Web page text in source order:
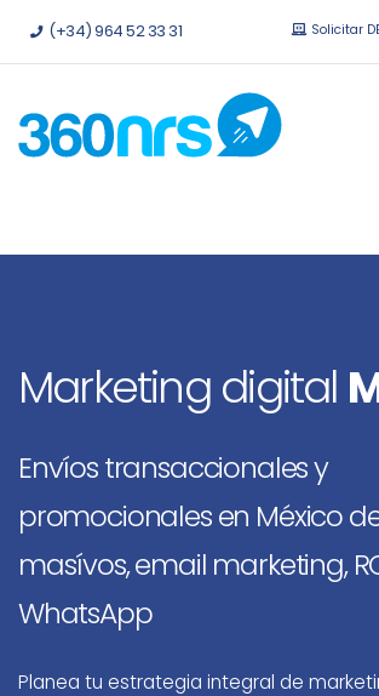
Pruébalo gratis sin compromiso. API e
(+34) 964 52 33 31 Solicitar
Marketing digital
Envíos transaccionales y
promocionales en México
masívos, email marketing,
WhatsApp
Planea tu estrategia integral de